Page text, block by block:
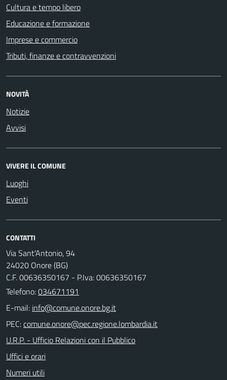
Cultura e tempo libero
Educazione e formazione
Imprese e commercio
Tributi, finanze e contravvenzioni
NOVITÀ
Notizie
Avvisi
VIVERE IL COMUNE
Luoghi
Eventi
CONTATTI
Via Sant'Antonio, 94
24020 Onore (BG)
C.F. 00636350167 - P.Iva: 00636350167
Telefono:034671191
E-mail:
PEC:
U.R.P. - Ufficio Relazioni con il Pubblico
Uffici e orari
Numeri utili